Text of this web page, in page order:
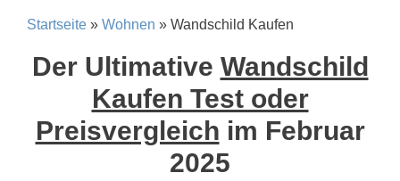
Startseite » Wohnen » Wandschild Kaufen
Der Ultimative Wandschild
Kaufen Test oder
Preisvergleich im Februar
2025